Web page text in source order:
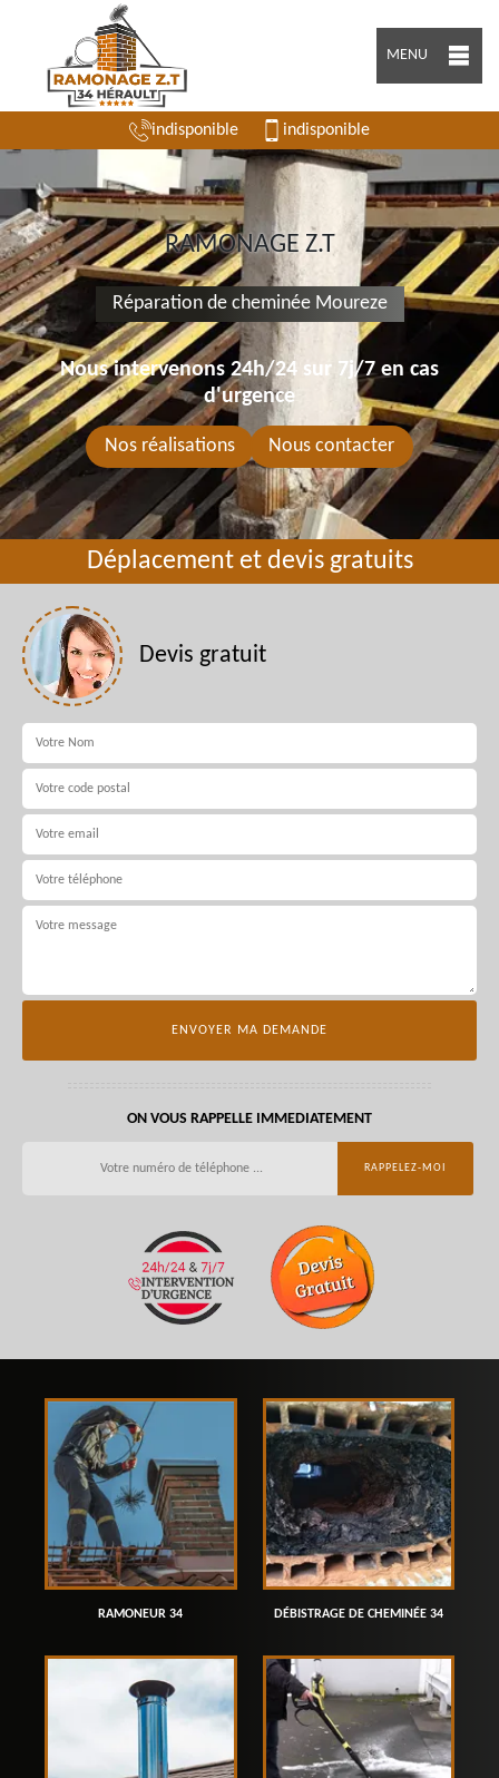
MENU
indisponible indisponible
RAMONAGE Z.T
Réparation de cheminée Moureze
Nous intervenons 24h/24 sur 7j/7 en cas
d'urgence
Nos réalisations Nous contacter
Déplacement et devis gratuits
Devis gratuit
ON VOUS RAPPELLE IMMEDIATEMENT
RAMONEUR 34 DÉBISTRAGE DE CHEMINÉE 34